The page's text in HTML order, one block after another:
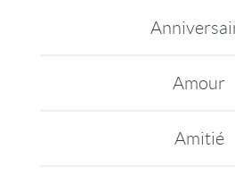
Amour
Amitié